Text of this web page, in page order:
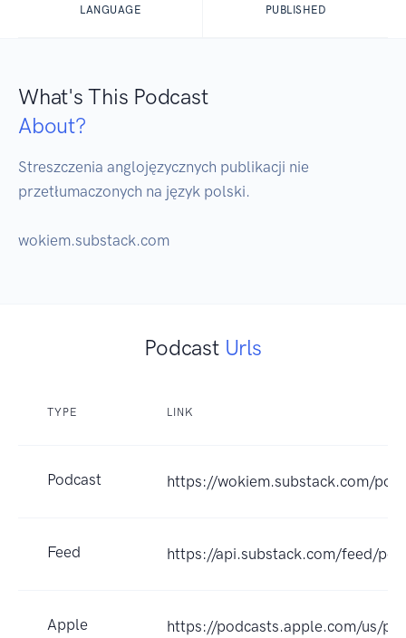
LANGUAGE PUBLISHED
What's This Podcast
About?
Streszczenia anglojęzycznych publikacji nie
przetłumaczonych na język polski.
wokiem.substack.com
Podcast Urls
TYPE LINK
Podcast https://wokiem.substack.com/
Feed https://api.substack.com/feed/
Apple
https://podcasts.apple.com/us/